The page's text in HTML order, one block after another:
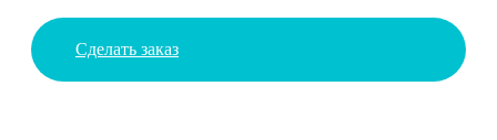
Сделать заказ